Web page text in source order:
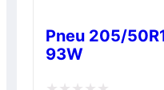
Pneu 205/
93W